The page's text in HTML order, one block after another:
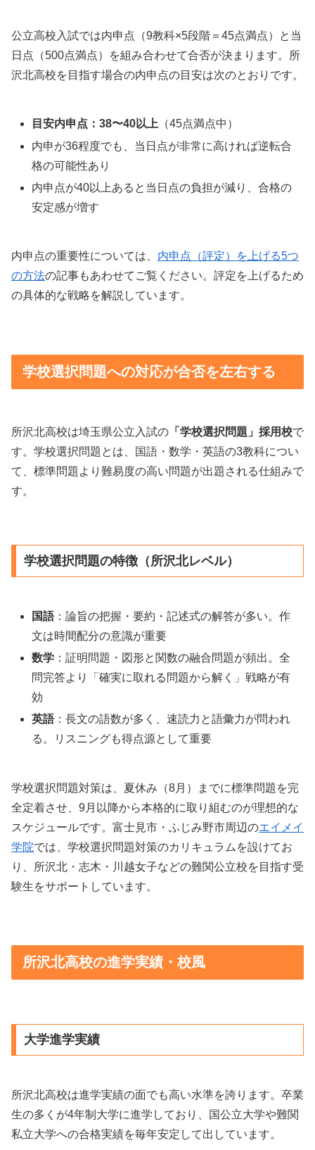
公立高校入試では内申点（9教科×5段階＝45点満点）と当
日点（500点満点）を組み合わせて合否が決まります。所
沢北高校を目指す場合の内申点の目安は次のとおりです。
目安内申点：38〜40以上 （45点満点中）
内申が36程度でも、当日点が非常に高ければ逆転合
格の可能性あり
内申点が40以上あると当日点の負担が減り、合格の
安定感が増す
内申点の重要性については、 内申点（評定）を上げる5つ
の方法の記事もあわせてご覧ください。評定を上げるため
の具体的な戦略を解説しています。
学校選択問題への対応が合否を左右する
所沢北高校は埼玉県公立入試の 「学校選択問題」採用校で
す。学校選択問題とは、国語・数学・英語の3教科につい
て、標準問題より難易度の高い問題が出題される仕組みで
す。
学校選択問題の特徴（所沢北レベル）
国語：論旨の把握・要約・記述式の解答が多い。作
文は時間配分の意識が重要
数学 ：証明問題・図形と関数の融合問題が頻出。全
問完答より「確実に取れる問題から解く」戦略が有
効
英語：長文の語数が多く、速読力と語彙力が問われ
る。リスニングも得点源として重要
学校選択問題対策は、夏休み（8月）までに標準問題を完
全定着させ、9月以降から本格的に取り組むのが理想的な
スケジュールです。富士見市・ふじみ野市周辺のエイメイ
学院では、学校選択問題対策のカリキュラムを設けてお
り、所沢北・志木・川越女子などの難関公立校を目指す受
験生をサポートしています。
所沢北高校の進学実績・校風
大学進学実績
所沢北高校は進学実績の面でも高い水準を誇ります。卒業
生の多くが4年制大学に進学しており、国公立大学や難関
私立大学への合格実績を毎年安定して出しています。